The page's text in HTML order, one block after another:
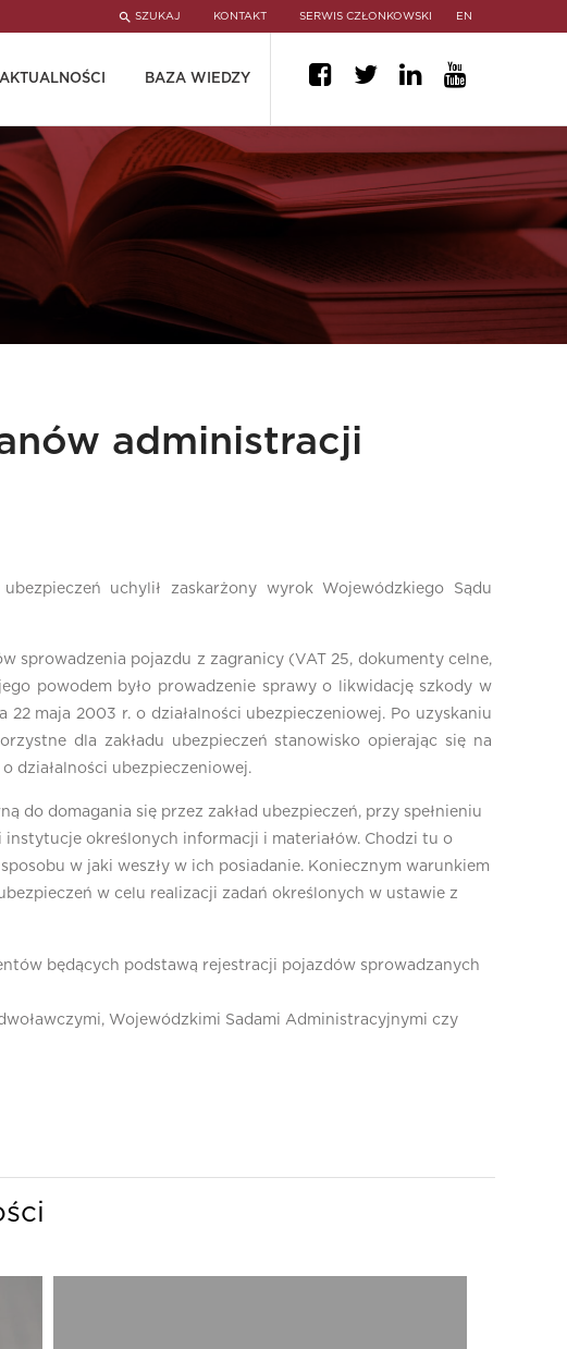
SZUKAJ KONTAKT SERWIS CZŁONKOWSKI EN
AKTUALNOŚCI BAZA WIEDZY
administracji
uchylił zaskarżony wyrok Wojewódzkiego Sądu
sprowadzenia pojazdu z zagranicy (VAT 25, dokumenty celne,
powodem było prowadzenie sprawy o likwidację szkody w
maja 2003 r. o działalności ubezpieczeniowej. Po uzyskaniu
dla zakładu ubezpieczeń stanowisko opierając się na
działalności ubezpieczeniowej.
do domagania się przez zakład ubezpieczeń, przy spełnieniu
określonych informacji i materiałów. Chodzi tu o
w jaki weszły w ich posiadanie. Koniecznym warunkiem
w celu realizacji zadań określonych w ustawie z
będących podstawą rejestracji pojazdów sprowadzanych
Wojewódzkimi Sadami Administracyjnymi czy